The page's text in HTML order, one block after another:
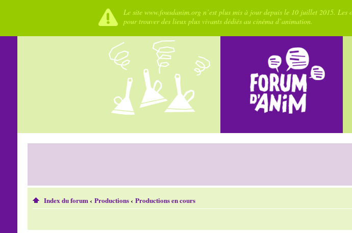
Le site www.fousdanim.org n’est plus mis à jour depuis le 10 juillet 2015.
pour trouver des lieux plus vivants dédiés au cinéma d’animation.
Index du forum‹ Productions‹ Productions en cours